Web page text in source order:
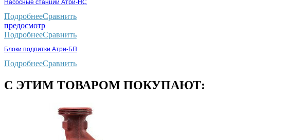
Насосные станции Атри-НС
ПодробнееСравнить
предосмотр
ПодробнееСравнить
Блоки подпитки Атри-БП
ПодробнееСравнить
С ЭТИМ ТОВАРОМ ПОКУПАЮТ: